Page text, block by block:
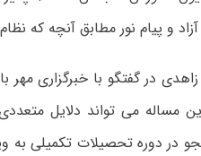
و پیام نور مطابق آنچه که
در گفتگو با خبرگزاری مهر
مساله می تواند دلایل
در دوره تحصیلات تکمیلی به